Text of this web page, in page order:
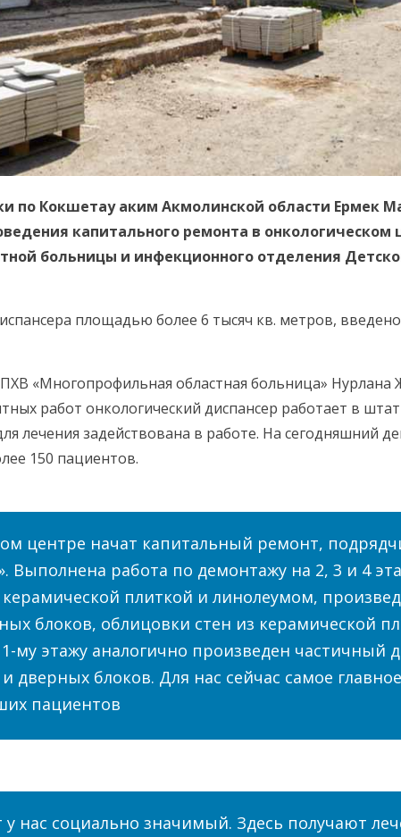
по Кокшетау аким Акмолинской области Ермек
капитального ремонта в онкологическом
больницы и инфекционного отделения
площадью более 6 тысяч кв. метров,
«Многопрофильная областная больница» Нурлана
работ онкологический диспансер работает в
лечения задействована в работе. На сегодняшний
150 пациентов.
центре начат капитальный ремонт,
Выполнена работа по демонтажу на 2, 3 и 4
плиткой и линолеумом,
блоков, облицовки стен из керамической
му этажу аналогично произведен частичный
дверных блоков. Для нас сейчас самое
пациентов
нас социально значимый. Здесь получают